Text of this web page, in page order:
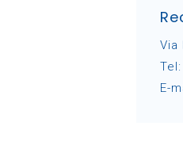
Via
E-